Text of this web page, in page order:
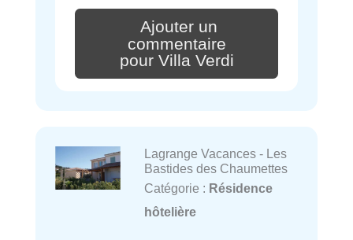
Ajouter un
commentaire
pour Villa Verdi
Lagrange Vacances - Les
Bastides des Chaumettes
Catégorie : Résidence
hôtelière